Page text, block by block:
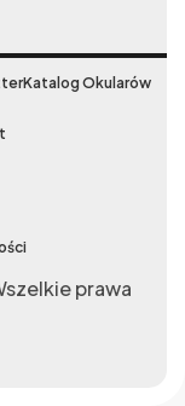
Katalog Okularów
prawa